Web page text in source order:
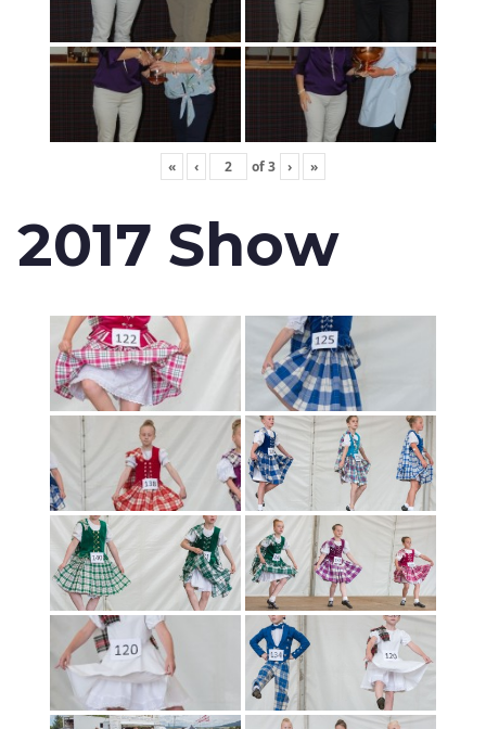
« ‹ of3 › »
2017 Show